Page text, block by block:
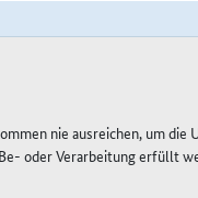
nie ausreichen, um die
oder Verarbeitung erfüllt